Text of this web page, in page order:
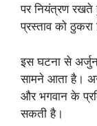
पर नियंत्रण रखते
प्रस्ताव को ठुकरा
इस घटना से
सामने आता है।
और भगवान के
सकती है।